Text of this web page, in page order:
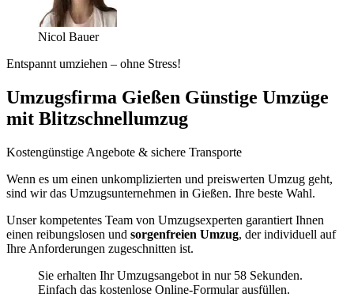
Nicol Bauer
Entspannt umziehen – ohne Stress!
Umzugsfirma Gießen Günstige Umzüge
mit Blitzschnellumzug
Kostengünstige Angebote & sichere Transporte
Wenn es um einen unkomplizierten und preiswerten Umzug geht,
sind wir das Umzugsunternehmen in Gießen. Ihre beste Wahl.
Unser kompetentes Team von Umzugsexperten garantiert Ihnen
einen reibungslosen und sorgenfreien Umzug, der individuell auf
Ihre Anforderungen zugeschnitten ist.
Sie erhalten Ihr Umzugsangebot in nur 58 Sekunden.
Einfach das kostenlose Online-Formular ausfüllen.